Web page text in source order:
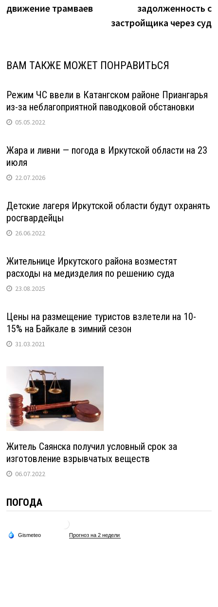
движение трамваев
задолженность с
застройщика через суд
ВАМ ТАКЖЕ МОЖЕТ ПОНРАВИТЬСЯ
Режим ЧС ввели в Катангском районе Приангарья
из-за неблагоприятной паводковой обстановки
05.05.2022
Жара и ливни — погода в Иркутской области на 23
июля
22.07.2026
Детские лагеря Иркутской области будут охранять
росгвардейцы
26.06.2022
Жительнице Иркутского района возместят
расходы на медизделия по решению суда
23.08.2025
Цены на размещение туристов взлетели на 10-
15% на Байкале в зимний сезон
31.03.2021
Житель Саянска получил условный срок за
изготовление взрывчатых веществ
06.07.2022
ПОГОДА